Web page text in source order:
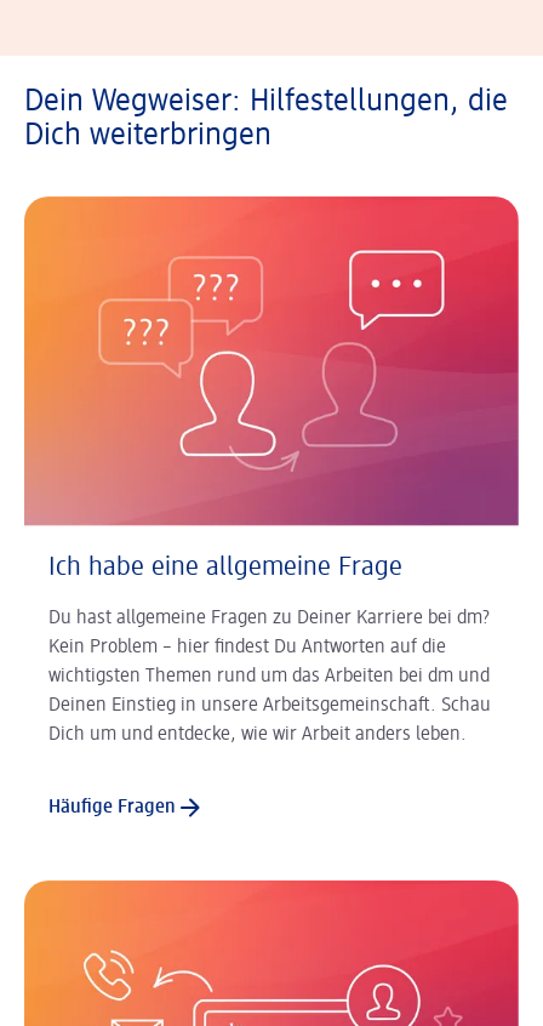
Dein Wegweiser: Hilfestellungen, die
Dich weiterbringen
Ich habe eine allgemeine Frage
Du hast allgemeine Fragen zu Deiner Karriere bei dm?
Kein Problem – hier findest Du Antworten auf die
wichtigsten Themen rund um das Arbeiten bei dm und
Deinen Einstieg in unsere Arbeitsgemeinschaft. Schau
Dich um und entdecke, wie wir Arbeit anders leben.
Häufige Fragen